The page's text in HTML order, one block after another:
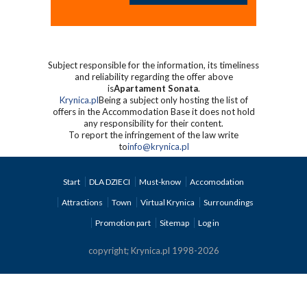
Subject responsible for the information, its timeliness
and reliability regarding the offer above
isApartament Sonata.
Krynica.plBeing a subject only hosting the list of
offers in the Accommodation Base it does not hold
any responsibility for their content.
To report the infringement of the law write
toinfo@krynica.pl
Start DLA DZIECI Must-know
Accomodation
Attractions
Town Virtual Krynica
Surroundings
Promotion part
Sitemap Log in
copyright; Krynica.pl 1998-2026